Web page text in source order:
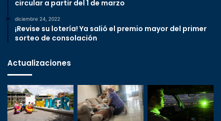
circular a partir del 1 de marzo
diciembre 24, 2022
¡Revise su lotería! Ya salió el premio mayor del primer
sorteo de consolación
Actualizaciones